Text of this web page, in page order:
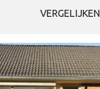
VERGELIJKEN